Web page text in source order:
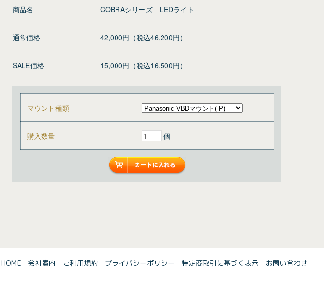
商品名 COBRAシリーズ LEDライト
通常価格 42,000円（税込46,200円）
SALE価格 15,000円（税込16,500円）
マウント種類
購入数量 個
HOME 会社案内 ご利用規約 プライバシーポリシー 特定商取引に基づく表示 お問い合わせ